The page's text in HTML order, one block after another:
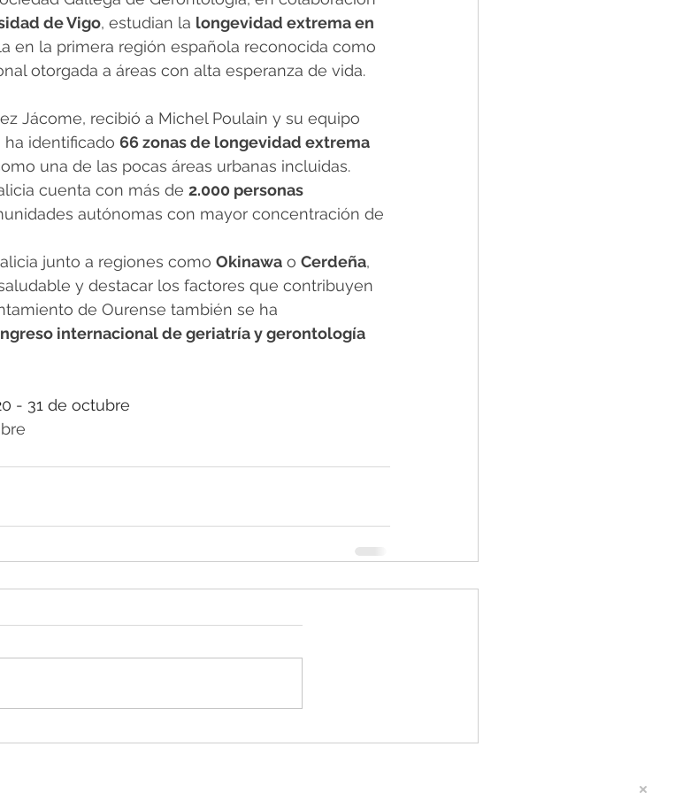
de Vigo, estudian la longevidad extrema en
en la primera región española reconocida como
otorgada a áreas con alta esperanza de vida.
Jácome, recibió a Michel Poulain y su equipo
ha identificado 66 zonas de longevidad extrema
una de las pocas áreas urbanas incluidas.
cuenta con más de 2.000 personas
autónomas con mayor concentración de
junto a regiones como Okinawa o Cerdeña,
y destacar los factores que contribuyen
de Ourense también se ha
internacional de geriatría y gerontología
- 31 de octubre